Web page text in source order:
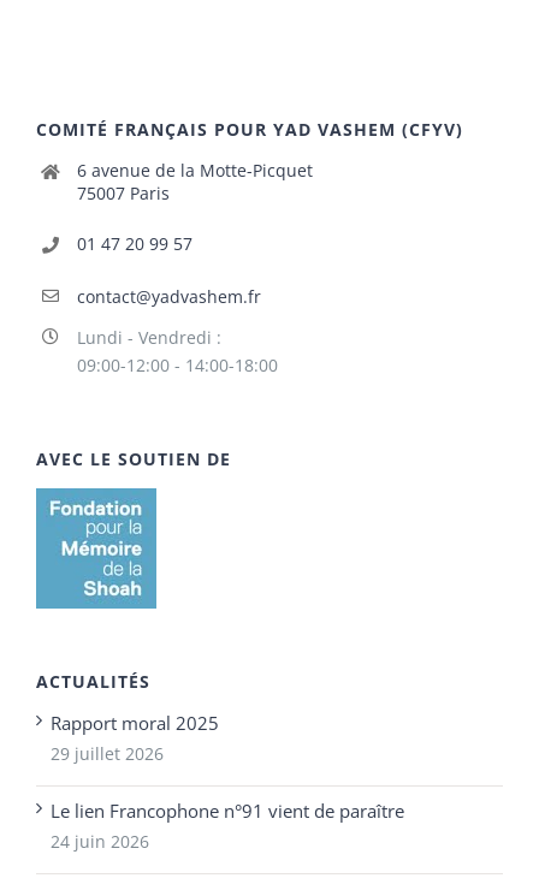
COMITÉ FRANÇAIS POUR YAD VASHEM (CFYV)
6 avenue de la Motte-Picquet
75007 Paris
01 47 20 99 57
contact@yadvashem.fr
Lundi - Vendredi :
09:00-12:00 - 14:00-18:00
AVEC LE SOUTIEN DE
ACTUALITÉS
Rapport moral 2025
29 juillet 2026
Le lien Francophone n°91 vient de paraître
24 juin 2026